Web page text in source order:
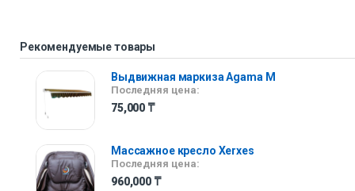
Рекомендуемые товары
Выдвижная маркиза Agama M
Последняя цена:
75,000 ₸
Массажное кресло Xerxes
Последняя цена:
960,000 ₸